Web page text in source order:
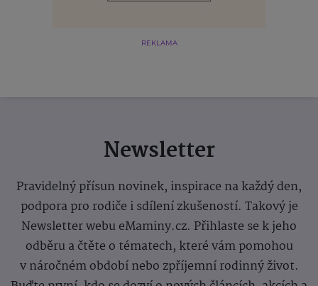
REKLAMA
Newsletter
Pravidelný přísun novinek, inspirace na každý den,
podpora pro rodiče i sdílení zkušeností. Takový je
Newsletter webu eMaminy.cz. Přihlaste se k jeho
odběru a čtěte o tématech, které vám pomohou
v náročném období nebo zpříjemní rodinný život.